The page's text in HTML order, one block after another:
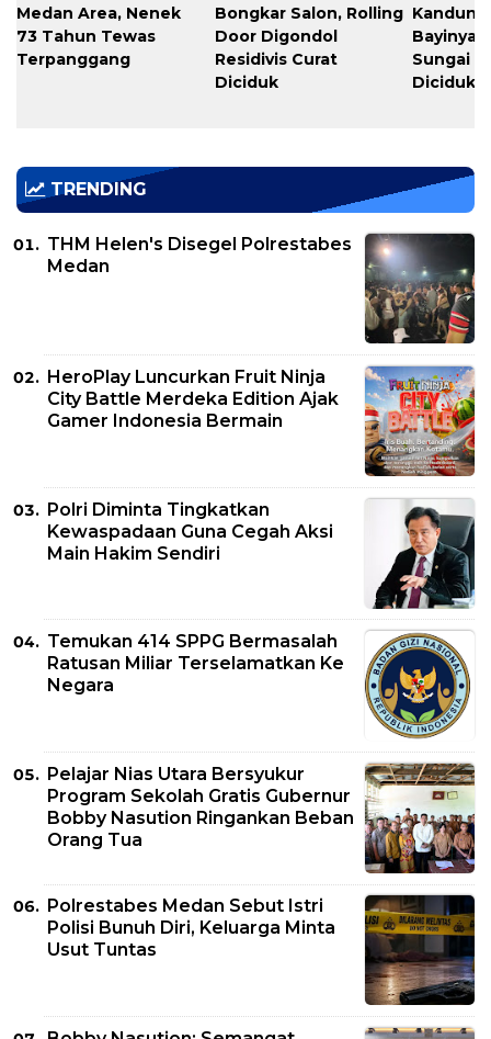
Medan Area, Nenek
73 Tahun Tewas
Terpanggang
Bongkar Salon, Rolling
Door Digondol
Residivis Curat
Diciduk
Bayinya
Sungai
Diciduk
TRENDING
THM Helen's Disegel Polrestabes
Medan
HeroPlay Luncurkan Fruit Ninja
City Battle Merdeka Edition Ajak
Gamer Indonesia Bermain
Polri Diminta Tingkatkan
Kewaspadaan Guna Cegah Aksi
Main Hakim Sendiri
Temukan 414 SPPG Bermasalah
Ratusan Miliar Terselamatkan Ke
Negara
Pelajar Nias Utara Bersyukur
Program Sekolah Gratis Gubernur
Bobby Nasution Ringankan Beban
Orang Tua
Polrestabes Medan Sebut Istri
Polisi Bunuh Diri, Keluarga Minta
Usut Tuntas